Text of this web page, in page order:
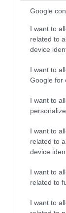
Google
I want to
related to
device
I want to
Google for
I want to
I want to
related to
device
I want to
related to
I want to
Αθήνα:
07.08.2026 |